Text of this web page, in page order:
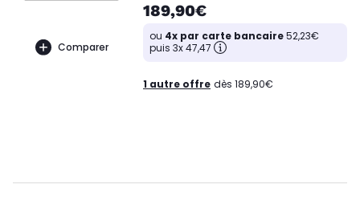
Comparer
189,90€
ou 4x par carte bancaire52,23€
puis 3x 47,47
1 autre offre dès 189,90€